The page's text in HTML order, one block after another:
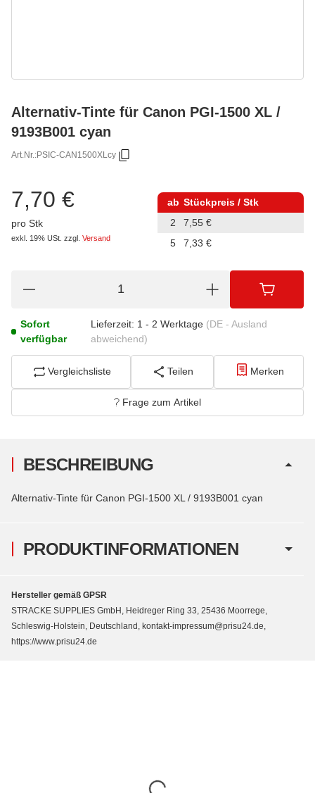
Alternativ-Tinte für Canon PGI-1500 XL /
9193B001 cyan
Art.Nr.:PSIC-CAN1500XLcy
7,70 €
pro Stk
exkl. 19% USt. zzgl. Versand
ab Stückpreis / Stk
2
7,55 €
5
7,33 €
Sofort
verfügbar
Lieferzeit: 1 - 2 Werktage (DE - Ausland
abweichend)
Vergleichsliste Teilen Merken
Frage zum Artikel
PRODUKTINFORMATIONEN
BESCHREIBUNG
Alternativ-Tinte für Canon PGI-1500 XL / 9193B001 cyan
Hersteller gemäß GPSR
STRACKE SUPPLIES GmbH, Heidreger Ring 33, 25436 Moorrege,
Schleswig-Holstein, Deutschland, kontakt-impressum@prisu24.de,
https://www.prisu24.de